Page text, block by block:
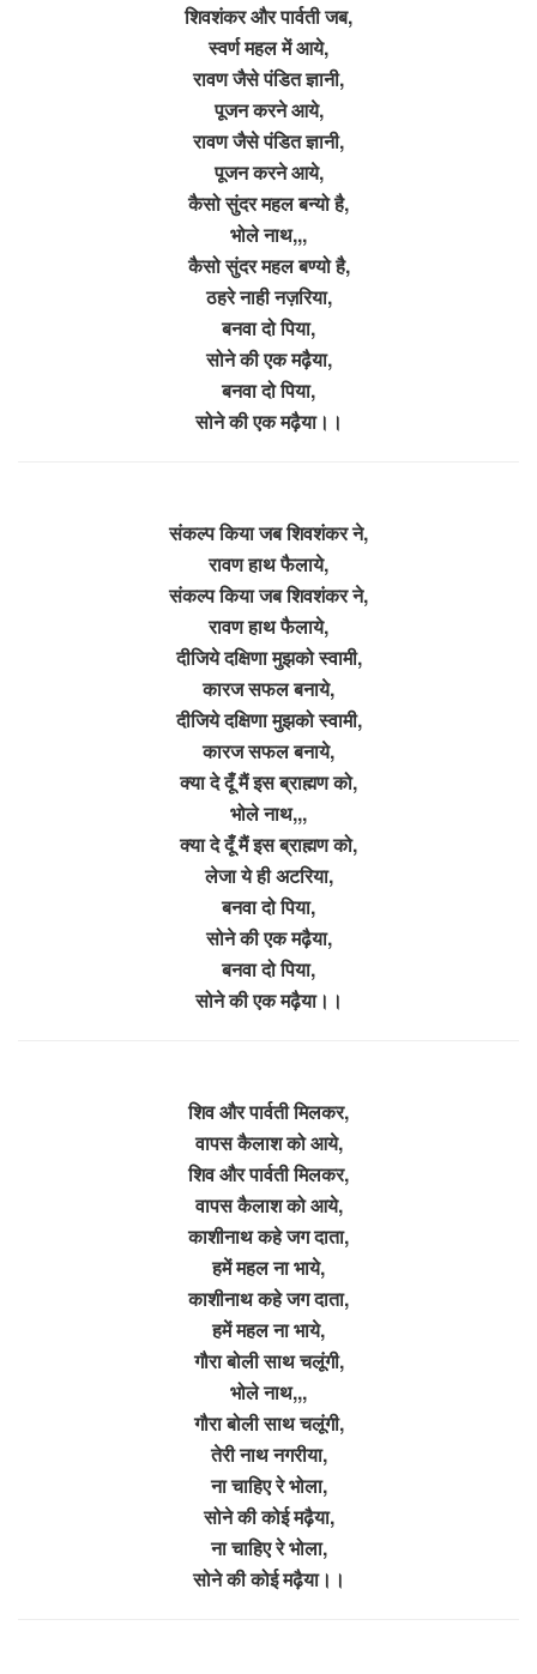
शिवशंकर और पार्वती जब,
स्वर्ण महल में आये,
रावण जैसे पंडित ज्ञानी,
पूजन करने आये,
रावण जैसे पंडित ज्ञानी,
पूजन करने आये,
कैसो सुंदर महल बन्यो है,
भोले नाथ,,,
कैसो सुंदर महल बण्यो है,
ठहरे नाही नज़रिया,
बनवा दो पिया,
सोने की एक मढ़ैया,
बनवा दो पिया,
सोने की एक मढ़ैया।।
संकल्प किया जब शिवशंकर ने,
रावण हाथ फैलाये,
संकल्प किया जब शिवशंकर ने,
रावण हाथ फैलाये,
दीजिये दक्षिणा मुझको स्वामी,
कारज सफल बनाये,
दीजिये दक्षिणा मुझको स्वामी,
कारज सफल बनाये,
क्या दे दूँ मैं इस ब्राह्मण को,
भोले नाथ,,,
क्या दे दूँ मैं इस ब्राह्मण को,
लेजा ये ही अटरिया,
बनवा दो पिया,
सोने की एक मढ़ैया,
बनवा दो पिया,
सोने की एक मढ़ैया।।
शिव और पार्वती मिलकर,
वापस कैलाश को आये,
शिव और पार्वती मिलकर,
वापस कैलाश को आये,
काशीनाथ कहे जग दाता,
हमें महल ना भाये,
काशीनाथ कहे जग दाता,
हमें महल ना भाये,
गौरा बोली साथ चलूंगी,
भोले नाथ,,,
गौरा बोली साथ चलूंगी,
तेरी नाथ नगरीया,
ना चाहिए रे भोला,
सोने की कोई मढ़ैया,
ना चाहिए रे भोला,
सोने की कोई मढ़ैया।।